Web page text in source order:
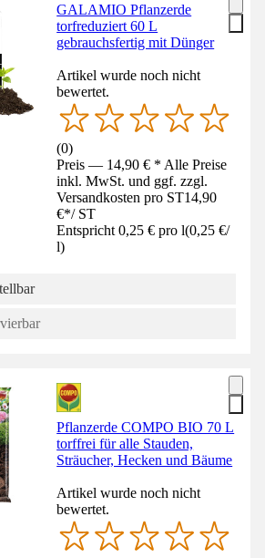
GALAMIO Pflanzerde
torfreduziert 60 L
gebrauchsfertig mit Dünger
Artikel wurde noch nicht
bewertet.
(0)
Preis — 14,90 € * Alle Preise
inkl. MwSt. und ggf. zzgl.
Versandkosten pro ST14,90
€*/ ST
Entspricht 0,25 € pro l(0,25 €/
l)
Pflanzerde COMPO BIO 70 L
torffrei für alle Stauden,
Sträucher, Hecken und Bäume
Artikel wurde noch nicht
bewertet.